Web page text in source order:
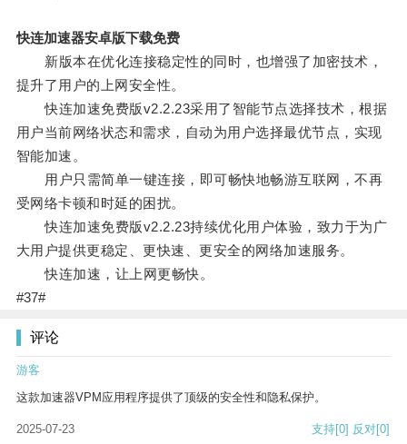
快连加速器安卓版下载免费
新版本在优化连接稳定性的同时，也增强了加密技术，
提升了用户的上网安全性。
快连加速免费版v2.2.23采用了智能节点选择技术，根据
用户当前网络状态和需求，自动为用户选择最优节点，实现
智能加速。
用户只需简单一键连接，即可畅快地畅游互联网，不再
受网络卡顿和时延的困扰。
快连加速免费版v2.2.23持续优化用户体验，致力于为广
大用户提供更稳定、更快速、更安全的网络加速服务。
快连加速，让上网更畅快。
#37#
评论
游客
这款加速器VPM应用程序提供了顶级的安全性和隐私保护。
2025-07-23 支持[0] 反对[0]